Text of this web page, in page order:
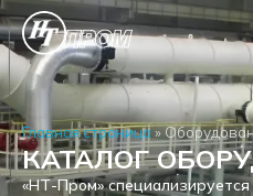
Главная страница»
КАТАЛОГ
«НТ-Пром» специализируется